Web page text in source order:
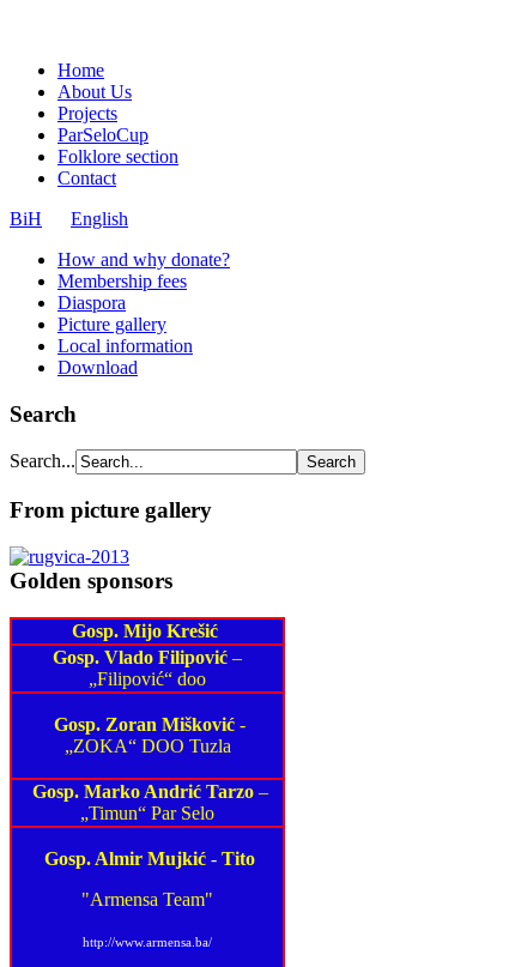
Home
About Us
Projects
ParSeloCup
Folklore section
Contact
BiH
English
How and why donate?
Membership fees
Diaspora
Picture gallery
Local information
Download
Search
Search...
From picture gallery
Golden sponsors
Gosp. Mijo Krešić
Gosp. Vlado Filipović –
„Filipović“ doo
Gosp. Zoran Mišković -
„ZOKA“ DOO Tuzla
Gosp. Marko Andrić Tarzo–
„Timun“ Par Selo
Gosp. Almir Mujkić - Tito
"Armensa Team"
http://www.armensa.ba/